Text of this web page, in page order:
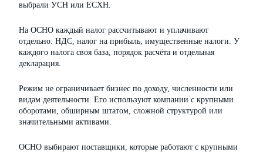
выбрали УСН или ЕСХН.
На ОСНО каждый налог рассчитывают и уплачивают
отдельно: НДС, налог на прибыль, имущественные налоги. У
каждого налога своя база, порядок расчёта и отдельная
декларация.
Режим не ограничивает бизнес по доходу, численности или
видам деятельности. Его используют компании с крупными
оборотами, обширным штатом, сложной структурой или
значительными активами.
ОСНО выбирают поставщики, которые работают с крупными